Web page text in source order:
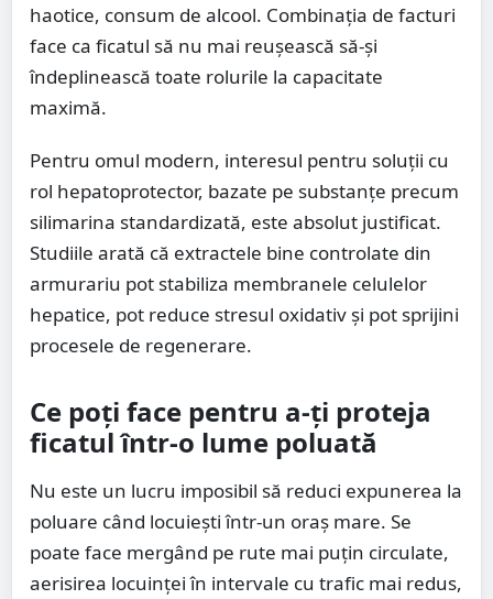
haotice, consum de alcool. Combinația de facturi
face ca ficatul să nu mai reușească să-și
îndeplinească toate rolurile la capacitate
maximă.
Pentru omul modern, interesul pentru soluții cu
rol hepatoprotector, bazate pe substanțe precum
silimarina standardizată, este absolut justificat.
Studiile arată că extractele bine controlate din
armurariu pot stabiliza membranele celulelor
hepatice, pot reduce stresul oxidativ și pot sprijini
procesele de regenerare.
Ce poți face pentru a-ți proteja
ficatul într-o lume poluată
Nu este un lucru imposibil să reduci expunerea la
poluare când locuiești într-un oraș mare. Se
poate face mergând pe rute mai puțin circulate,
aerisirea locuinței în intervale cu trafic mai redus,